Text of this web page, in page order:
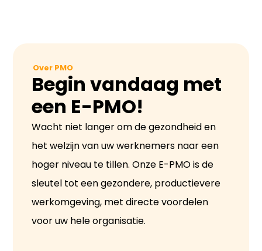
Over PMO
Begin vandaag met
een E-PMO!
Wacht niet langer om de gezondheid en
het welzijn van uw werknemers naar een
hoger niveau te tillen. Onze E-PMO is de
sleutel tot een gezondere, productievere
werkomgeving, met directe voordelen
voor uw hele organisatie.